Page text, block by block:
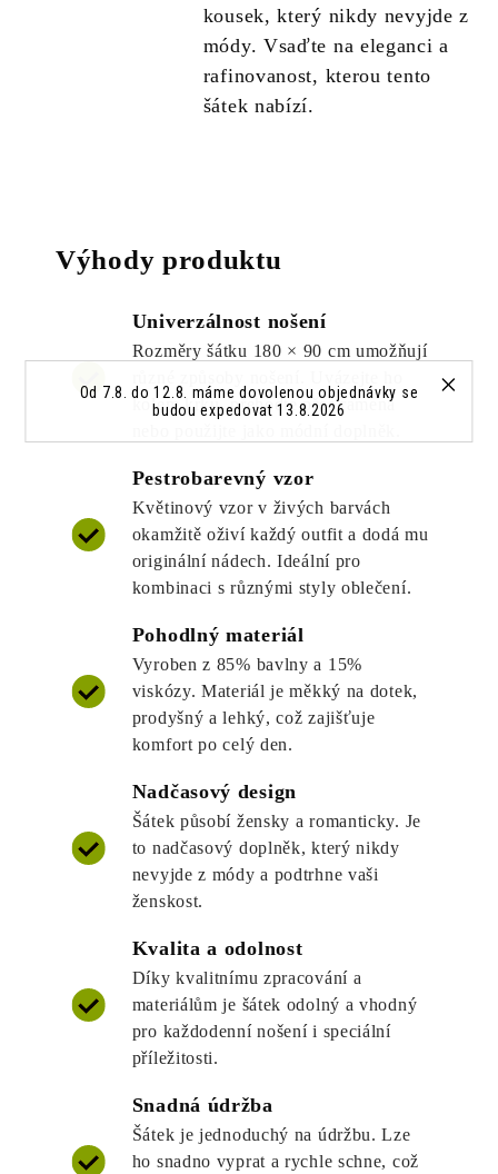
Od 7.8. do 12.8. máme dovolenou objednávky se
budou expedovat 13.8.2026
kousek, který nikdy nevyjde z
módy. Vsaďte na eleganci a
rafinovanost, kterou tento
šátek nabízí.
Výhody produktu
Univerzálnost nošení
Rozměry šátku 180 × 90 cm umožňují
kolem krku, přehodte přes ramena
Pestrobarevný vzor
Květinový vzor v živých barvách
okamžitě oživí každý outfit a dodá mu
originální nádech. Ideální pro
kombinaci s různými styly oblečení.
Pohodlný materiál
Vyroben z 85% bavlny a 15%
viskózy. Materiál je měkký na dotek,
prodyšný a lehký, což zajišťuje
komfort po celý den.
Nadčasový design
Šátek působí žensky a romanticky. Je
to nadčasový doplněk, který nikdy
nevyjde z módy a podtrhne vaši
ženskost.
Kvalita a odolnost
Díky kvalitnímu zpracování a
materiálům je šátek odolný a vhodný
pro každodenní nošení i speciální
příležitosti.
Snadná údržba
Šátek je jednoduchý na údržbu. Lze
ho snadno vyprat a rychle schne, což